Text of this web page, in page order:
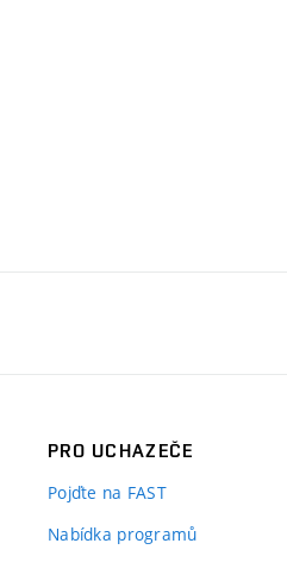
PRO UCHAZEČE
Pojďte na FAST
Nabídka programů